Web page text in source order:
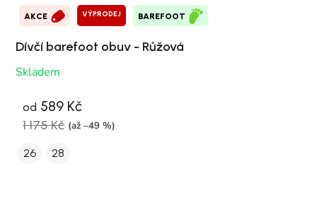
AKCE VÝPRODEJ BAREFOOT
Dívčí barefoot obuv - Růžová
Skladem
od 589 Kč
1 175 Kč (až –49 %)
26 28